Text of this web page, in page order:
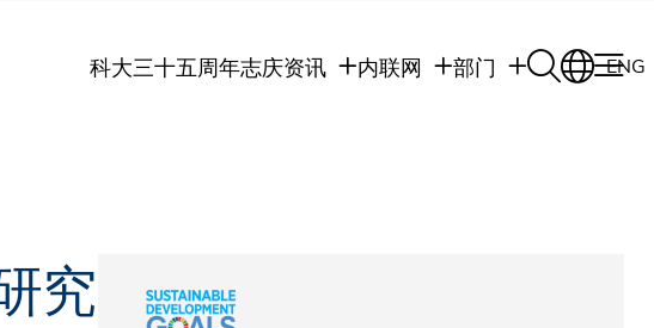
科大三十五周年志庆资讯 内联网 部门 ENG
究